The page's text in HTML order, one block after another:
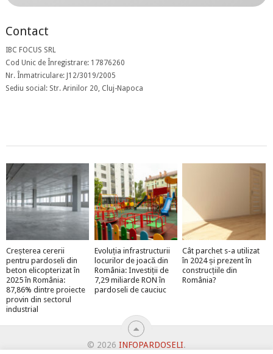
Contact
IBC FOCUS SRL
Cod Unic de Înregistrare: 17876260
Nr. Înmatriculare: J12/3019/2005
Sediu social: Str. Arinilor 20, Cluj-Napoca
Creșterea cererii
pentru pardoseli din
beton elicopterizat în
2025 în România:
87,86% dintre proiecte
provin din sectorul
industrial
Evoluția infrastructurii
locurilor de joacă din
România: Investiții de
7,29 miliarde RON în
pardoseli de cauciuc
Cât parchet s-a utilizat
în 2024 și prezent în
construcțiile din
România?
© 2026 INFOPARDOSELI.